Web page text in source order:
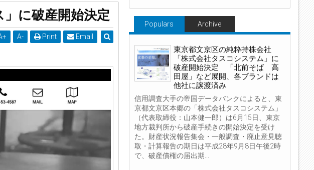
に破産開始決定
+ A- Print Email
Populars Archive
東京都文京区の純粋持株会社
「株式会社タスコシステム」に
破産開始決定 「北前そば 高
田屋」など展開、各ブランドは
他社に譲渡済み
信用調査大手の帝国データバンクによると、東
京都文京区本郷の「株式会社タスコシステム」
（代表取締役：山本健一郎）は6月15日、東京
地方裁判所から破産手続きの開始決定を受け
た。財産状況報告集会・一般調査・廃止意見聴
取・計算報告の期日は平成28年9月8日午後2時
で、破産債権の届出期...